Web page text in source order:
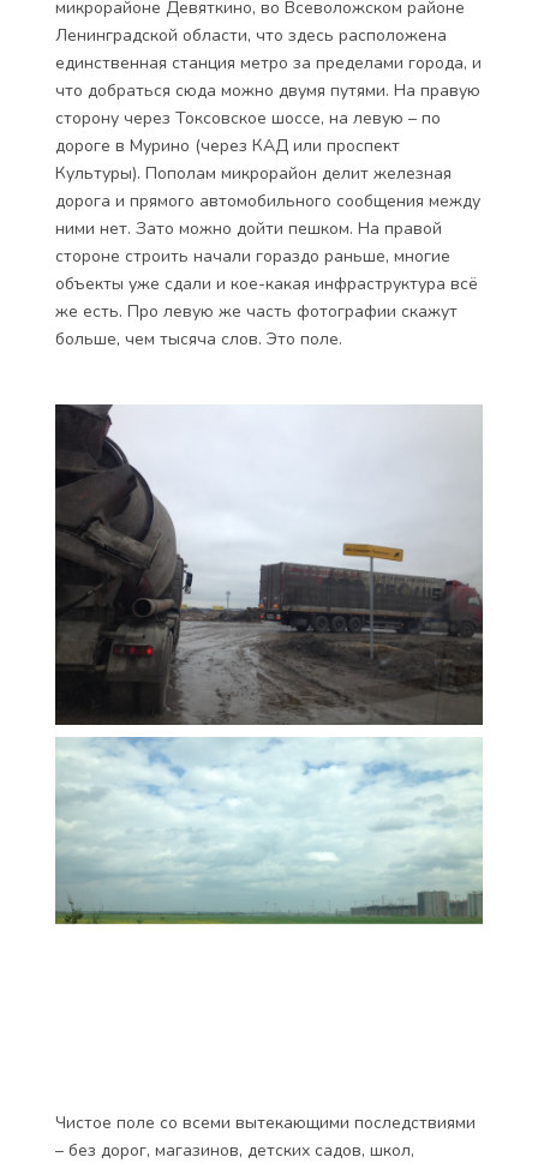
микрорайоне Девяткино, во Всеволожском районе
Ленинградской области, что здесь расположена
единственная станция метро за пределами города, и
что добраться сюда можно двумя путями. На правую
сторону через Токсовское шоссе, на левую – по
дороге в Мурино (через КАД или проспект
Культуры). Пополам микрорайон делит железная
дорога и прямого автомобильного сообщения между
ними нет. Зато можно дойти пешком. На правой
стороне строить начали гораздо раньше, многие
объекты уже сдали и кое-какая инфраструктура всё
же есть. Про левую же часть фотографии скажут
больше, чем тысяча слов. Это поле.
Чистое поле со всеми вытекающими последствиями
– без дорог, магазинов, детских садов, школ,